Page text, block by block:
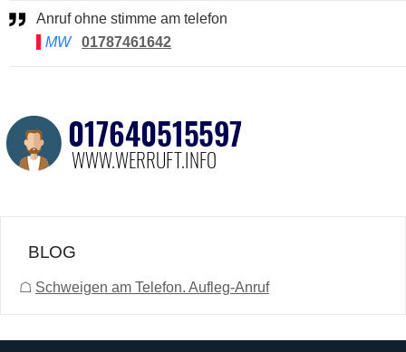
Anruf ohne stimme am telefon
MW
01787461642
BLOG
☖ Schweigen am Telefon. Aufleg-Anruf